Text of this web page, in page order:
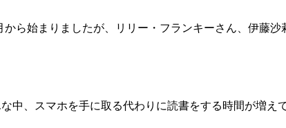
ら始まりましたが、リリー・フランキーさん、伊藤沙
中、スマホを手に取る代わりに読書をする時間が増え